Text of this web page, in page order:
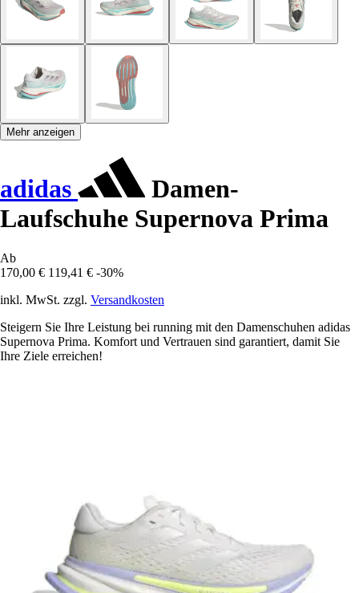
Mehr anzeigen
adidas
Damen-
Laufschuhe Supernova Prima
Ab
170,00 € 119,41 € -30%
inkl. MwSt. zzgl. Versandkosten
Steigern Sie Ihre Leistung bei running mit den Damenschuhen adidas
Supernova Prima. Komfort und Vertrauen sind garantiert, damit Sie
Ihre Ziele erreichen!